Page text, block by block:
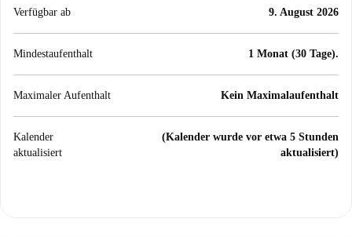
Verfügbar ab 9. August 2026
Mindestaufenthalt 1 Monat (30 Tage).
Maximaler Aufenthalt Kein Maximalaufenthalt
Kalender
aktualisiert
(Kalender wurde vor etwa 5 Stunden
aktualisiert)